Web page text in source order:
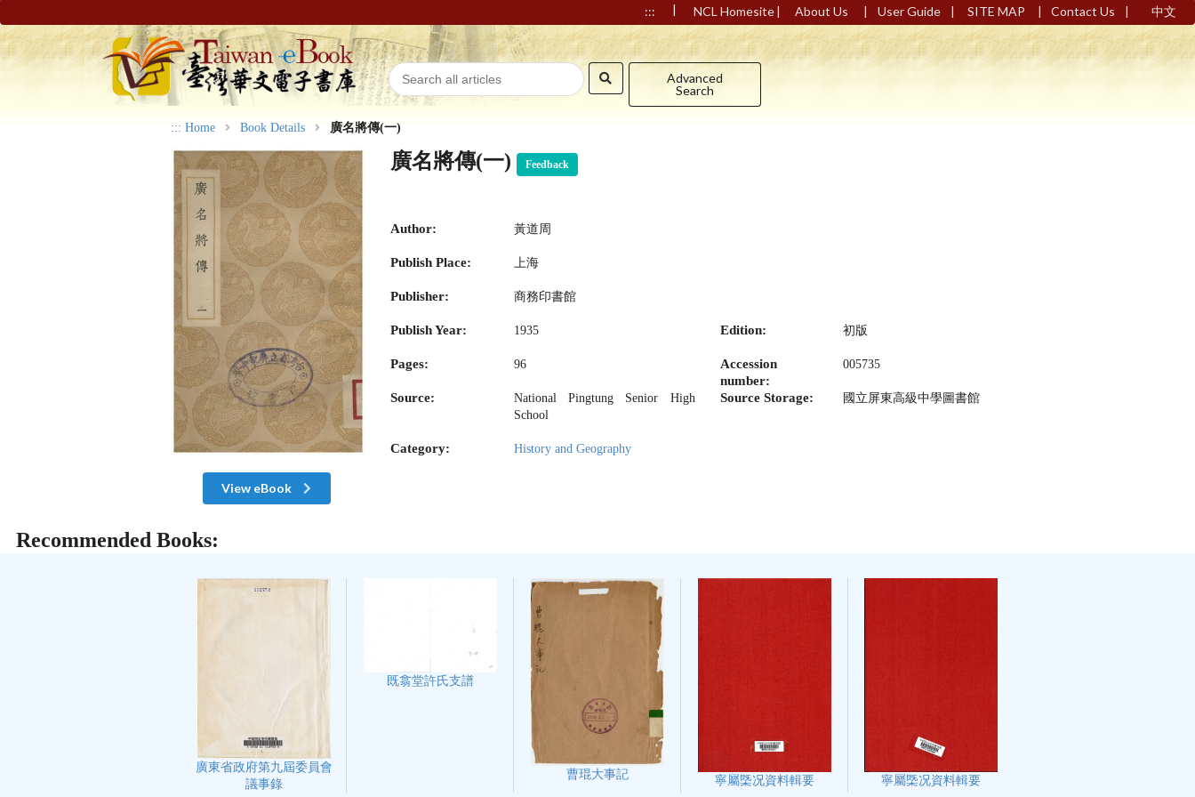
::: | NCL Homesite| About Us | User Guide | SITE MAP | Contact Us | 中文
Advanced
Search
::: Home Book Details 廣名將傳(一)
View eBook
廣名將傳(一) Feedback
Author: 黃道周
Publish Place: 上海
Publisher: 商務印書館
Publish Year: 1935 Edition: 初版
Pages: 96
Accession
number:
005735
Source:
National Pingtung Senior High
School
Source Storage: 國立屏東高級中學圖書館
Category: History and Geography
Recommended Books:
廣東省政府第九屆委員會
議事錄
既翕堂許氏支譜
曹琨大事記 寧屬㮣况資料輯要 寧屬㮣况資料輯要